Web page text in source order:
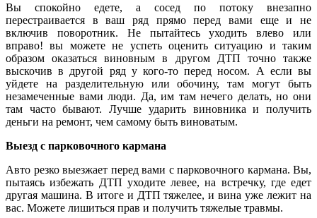
Вы спокойно едете, а сосед по потоку внезапно
перестраивается в ваш ряд прямо перед вами еще и не
включив поворотник. Не пытайтесь уходить влево или
вправо! вы можете не успеть оценить ситуацию и таким
образом оказаться виновным в другом ДТП точно также
выскочив в другой ряд у кого-то перед носом. А если вы
уйдете на разделительную или обочину, там могут быть
незамеченные вами люди. Да, им там нечего делать, но они
там часто бывают. Лучше ударить виновника и получить
деньги на ремонт, чем самому быть виноватым.
Выезд с парковочного кармана
Авто резко выезжает перед вами с парковочного кармана. Вы,
пытаясь избежать ДТП уходите левее, на встречку, где едет
другая машина. В итоге и ДТП тяжелее, и вина уже лежит на
вас. Можете лишиться прав и получить тяжелые травмы.